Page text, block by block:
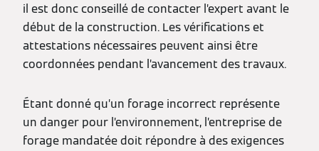
il est donc conseillé de contacter l’expert avant le
début de la construction. Les vérifications et
attestations nécessaires peuvent ainsi être
coordonnées pendant l’avancement des travaux.
Étant donné qu’un forage incorrect représente
un danger pour l’environnement, l’entreprise de
forage mandatée doit répondre à des exigences